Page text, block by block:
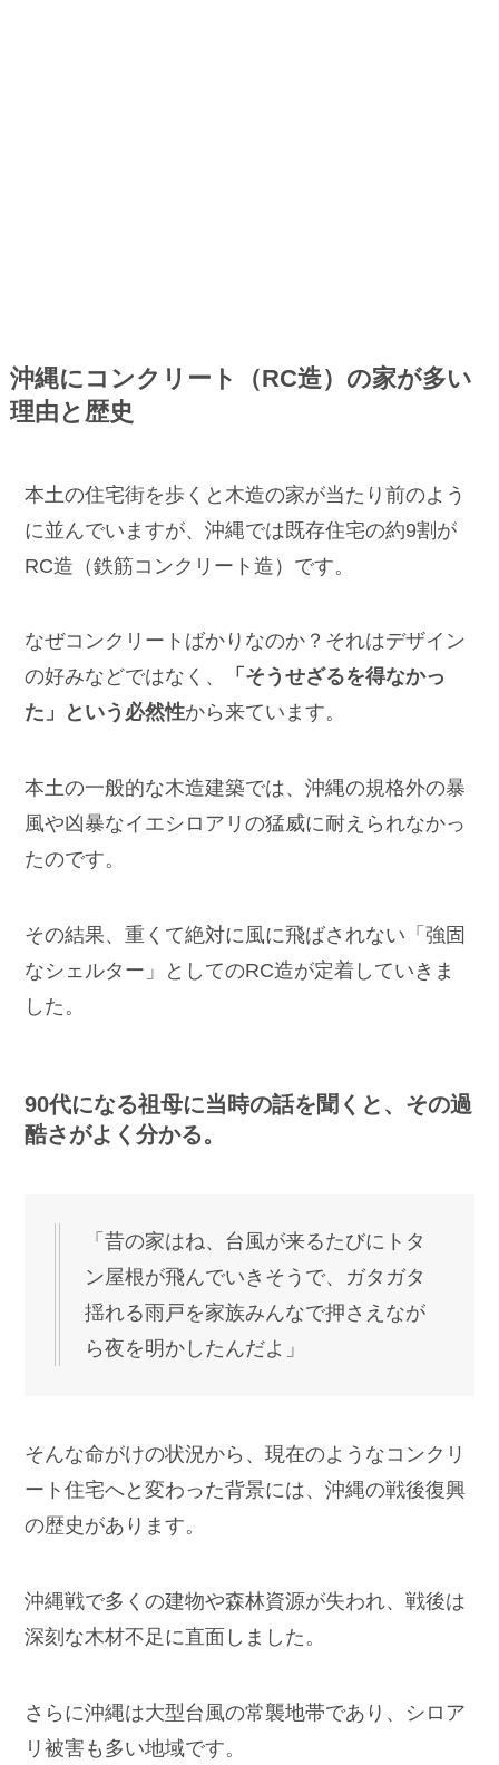
沖縄にコンクリート（RC造）の家が多い
理由と歴史
本土の住宅街を歩くと木造の家が当たり前のよう
に並んでいますが、沖縄では既存住宅の約9割が
RC造（鉄筋コンクリート造）です。
なぜコンクリートばかりなのか？それはデザイン
の好みなどではなく、
「そうせざるを得なかっ
た」という必然性から来ています。
本土の一般的な木造建築では、沖縄の規格外の暴
風や凶暴なイエシロアリの猛威に耐えられなかっ
たのです。
その結果、重くて絶対に風に飛ばされない「強固
なシェルター」としてのRC造が定着していきま
した。
90代になる祖母に当時の話を聞くと、その過
酷さがよく分かる。
「昔の家はね、台風が来るたびにトタ
ン屋根が飛んでいきそうで、ガタガタ
揺れる雨戸を家族みんなで押さえなが
ら夜を明かしたんだよ」
そんな命がけの状況から、現在のようなコンクリ
ート住宅へと変わった背景には、沖縄の戦後復興
の歴史があります。
沖縄戦で多くの建物や森林資源が失われ、戦後は
深刻な木材不足に直面しました。
さらに沖縄は大型台風の常襲地帯であり、シロア
リ被害も多い地域です。